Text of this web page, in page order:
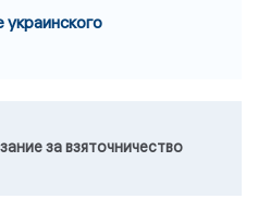
за взяточничество